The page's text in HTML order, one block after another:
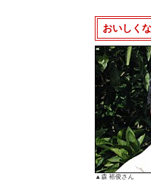
おいしく
▲森 裕俊さん